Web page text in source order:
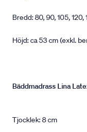
Bredd: 80, 90, 105, 120,
Höjd: ca 53 cm (exkl.
Bäddmadrass Lina
Tjocklek: 8 cm